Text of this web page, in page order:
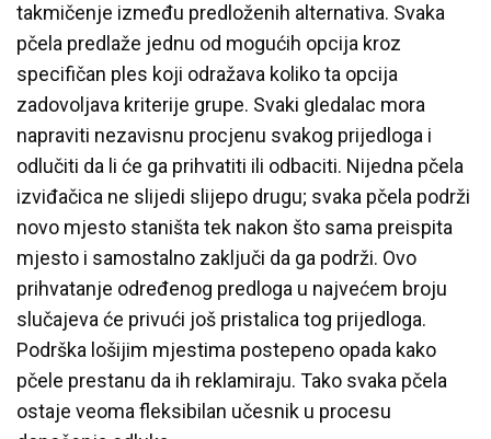
takmičenje između predloženih alternativa. Svaka
pčela predlaže jednu od mogućih opcija kroz
specifičan ples koji odražava koliko ta opcija
zadovoljava kriterije grupe. Svaki gledalac mora
napraviti nezavisnu procjenu svakog prijedloga i
odlučiti da li će ga prihvatiti ili odbaciti. Nijedna pčela
izviđačica ne slijedi slijepo drugu; svaka pčela podrži
novo mjesto staništa tek nakon što sama preispita
mjesto i samostalno zaključi da ga podrži. Ovo
prihvatanje određenog predloga u najvećem broju
slučajeva će privući još pristalica tog prijedloga.
Podrška lošijim mjestima postepeno opada kako
pčele prestanu da ih reklamiraju. Tako svaka pčela
ostaje veoma fleksibilan učesnik u procesu